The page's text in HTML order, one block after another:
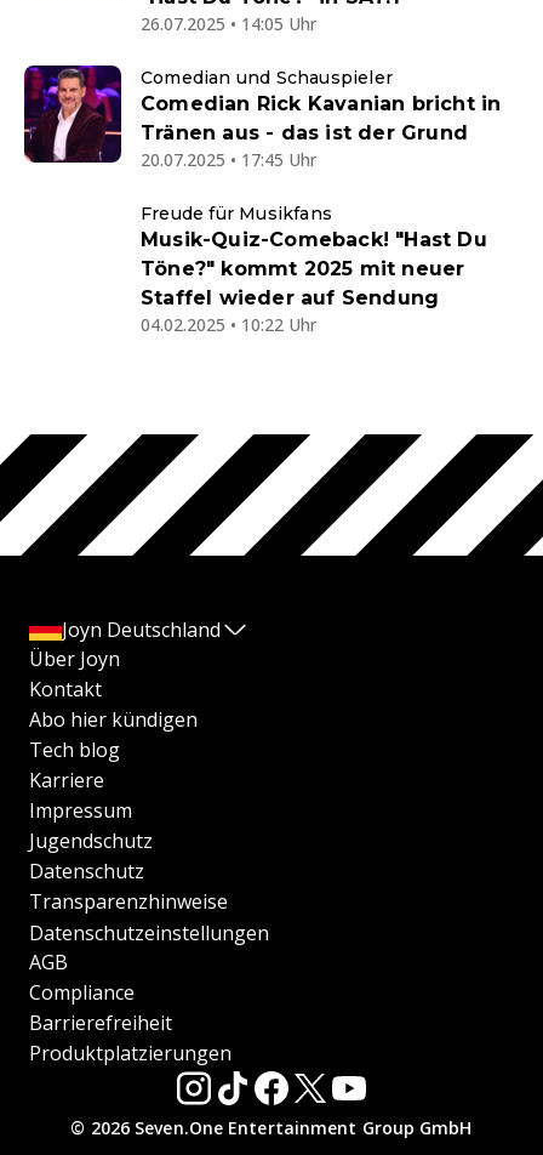
26.07.2025 • 14:05 Uhr
Comedian und Schauspieler
Comedian Rick Kavanian bricht in
Tränen aus - das ist der Grund
20.07.2025 • 17:45 Uhr
Freude für Musikfans
Musik-Quiz-Comeback! "Hast Du
Töne?" kommt 2025 mit neuer
Staffel wieder auf Sendung
04.02.2025 • 10:22 Uhr
Joyn Deutschland
Über Joyn
Kontakt
Abo hier kündigen
Tech blog
Karriere
Impressum
Jugendschutz
Datenschutz
Transparenzhinweise
Datenschutzeinstellungen
AGB
Compliance
Barrierefreiheit
Produktplatzierungen
© 2026 Seven.One Entertainment Group GmbH